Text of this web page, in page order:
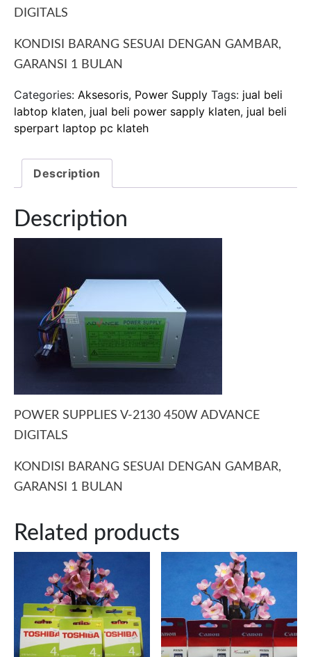
DIGITALS
KONDISI BARANG SESUAI DENGAN GAMBAR,
GARANSI 1 BULAN
Categories: Aksesoris, Power Supply Tags: jual beli
labtop klaten, jual beli power sapply klaten, jual beli
sperpart laptop pc klateh
Description
Description
POWER SUPPLIES V-2130 450W ADVANCE
DIGITALS
KONDISI BARANG SESUAI DENGAN GAMBAR,
GARANSI 1 BULAN
Related products